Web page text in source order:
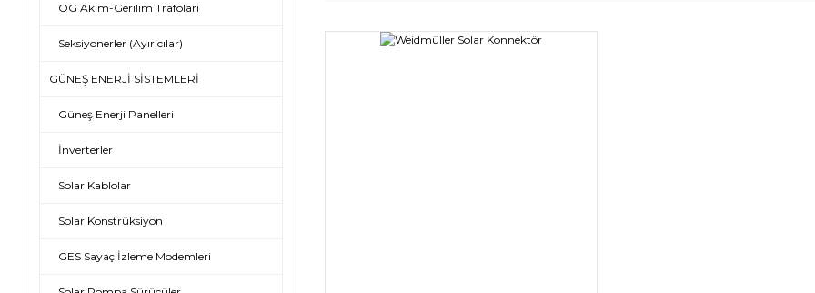
OG Akım-Gerilim Trafoları
Seksiyonerler (Ayırıcılar)
GÜNEŞ ENERJİ SİSTEMLERİ
Güneş Enerji Panelleri
İnverterler
Solar Kablolar
Solar Konstrüksiyon
GES Sayaç İzleme Modemleri